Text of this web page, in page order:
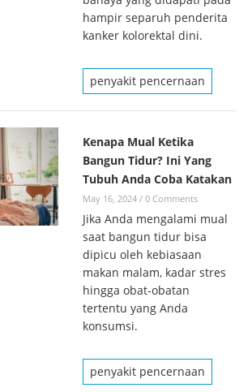
hampir separuh penderita
kanker kolorektal dini.
penyakit pencernaan
Kenapa Mual Ketika
Bangun Tidur? Ini Yang
Tubuh Anda Coba Katakan
May 16, 2024 / 0 Comments
Jika Anda mengalami mual
saat bangun tidur bisa
dipicu oleh kebiasaan
makan malam, kadar stres
hingga obat-obatan
tertentu yang Anda
konsumsi.
penyakit pencernaan